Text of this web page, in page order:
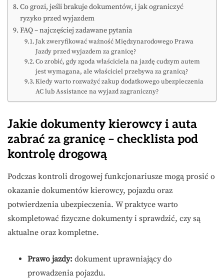
Co grozi, jeśli brakuje dokumentów, i jak ograniczyć
ryzyko przed wyjazdem
FAQ – najczęściej zadawane pytania
Jak zweryfikować ważność Międzynarodowego Prawa
Jazdy przed wyjazdem za granicę?
Co zrobić, gdy zgoda właściciela na jazdę cudzym autem
jest wymagana, ale właściciel przebywa za granicą?
Kiedy warto rozważyć zakup dodatkowego ubezpieczenia
AC lub Assistance na wyjazd zagraniczny?
Jakie dokumenty kierowcy i auta
zabrać za granicę – checklista pod
kontrolę drogową
Podczas kontroli drogowej funkcjonariusze mogą prosić o
okazanie dokumentów kierowcy, pojazdu oraz
potwierdzenia ubezpieczenia. W praktyce warto
skompletować fizyczne dokumenty i sprawdzić, czy są
aktualne oraz kompletne.
Prawo jazdy: dokument uprawniający do
prowadzenia pojazdu.